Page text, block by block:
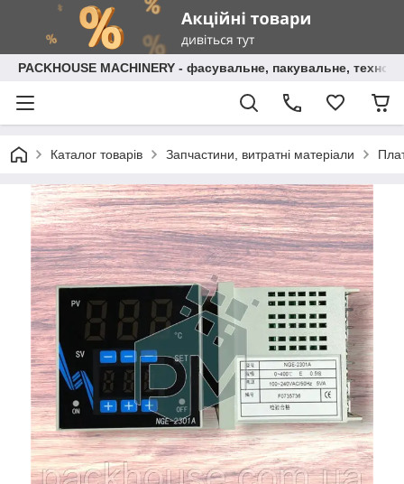
PACKHOUSE MACHINERY - фасувальне, пакувальне,
Каталог товарів Запчастини, витратні матеріали